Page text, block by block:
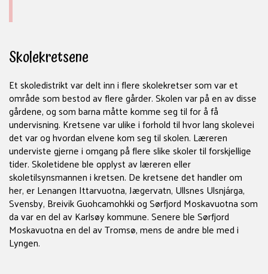
Skolekretsene
Et skoledistrikt var delt inn i flere skolekretser som var et
område som bestod av flere gårder. Skolen var på en av disse
gårdene, og som barna måtte komme seg til for å få
undervisning. Kretsene var ulike i forhold til hvor lang skolevei
det var og hvordan elvene kom seg til skolen. Læreren
underviste gjerne i omgang på flere slike skoler til forskjellige
tider. Skoletidene ble opplyst av læreren eller
skoletilsynsmannen i kretsen. De kretsene det handler om
her, er Lenangen Ittarvuotna, Jægervatn, Ullsnes Ulsnjárga,
Svensby, Breivik Guohcamohkki og Sørfjord Moskavuotna som
da var en del av Karlsøy kommune. Senere ble Sørfjord
Moskavuotna en del av Tromsø, mens de andre ble med i
Lyngen.